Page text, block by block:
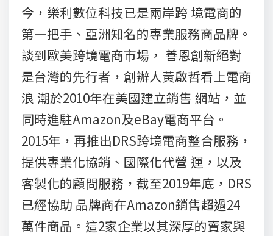
今，樂利數位科技已是兩岸跨 境電商的
第一把手、亞洲知名的專業服務商品牌。
談到歐美跨境電商市場， 善恩創新絕對
是台灣的先行者，創辦人黃啟哲看上電商
浪 潮於2010年在美國建立銷售 網站，並
同時進駐Amazon及eBay電商平台。
2015年，再推出DRS跨境電商整合服務，
提供專業化協銷、國際化代營 運，以及
客製化的顧問服務，截至2019年底，DRS
已經協助 品牌商在Amazon銷售超過24
萬件商品。這2家企業以其深厚的賣家與